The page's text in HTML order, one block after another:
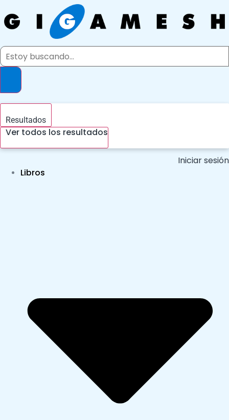
al
contenido
Search
Resultados
Ver todos los resultados
Iniciar sesión
Libros